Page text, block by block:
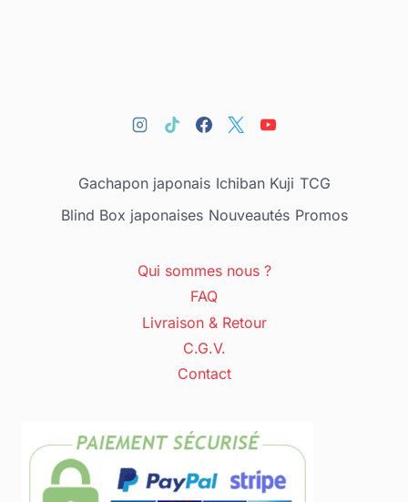
Gachapon japonais Ichiban Kuji TCG
Blind Box japonaises Nouveautés Promos
Qui sommes nous ?
FAQ
Livraison & Retour
C.G.V.
Contact